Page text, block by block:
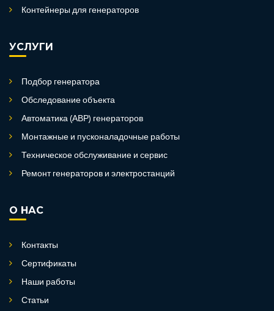
Контейнеры для генераторов
УСЛУГИ
Подбор генератора
Обследование объекта
Автоматика (АВР) генераторов
Монтажные и пусконаладочные работы
Техническое обслуживание и сервис
Ремонт генераторов и электростанций
О НАС
Контакты
Сертификаты
Наши работы
Статьи